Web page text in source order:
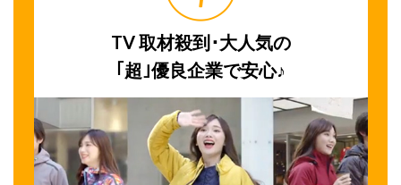
TV 取材殺到･大人気の
｢超｣優良企業で安心♪